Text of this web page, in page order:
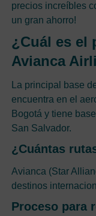
precios increíbles
un gran ahorro!
¿Cuál es el
Avianca
La principal base
encuentra en el
Bogotá y tiene
San Salvador.
¿Cuántas
Avianca (Star
destinos
Proceso para